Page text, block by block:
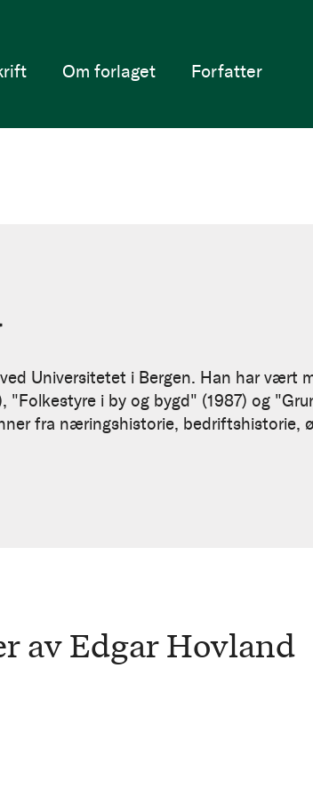
Om forlaget Forfatter
Universitetet i Bergen. Han har
i by og bygd" (1987) og
fra næringshistorie,
av Edgar Hovland